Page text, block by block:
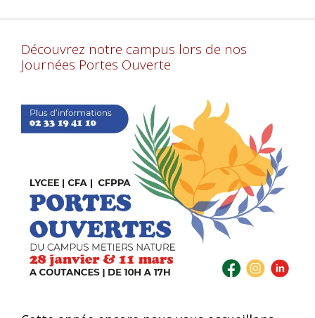
Découvrez notre campus lors de nos
Journées Portes Ouverte